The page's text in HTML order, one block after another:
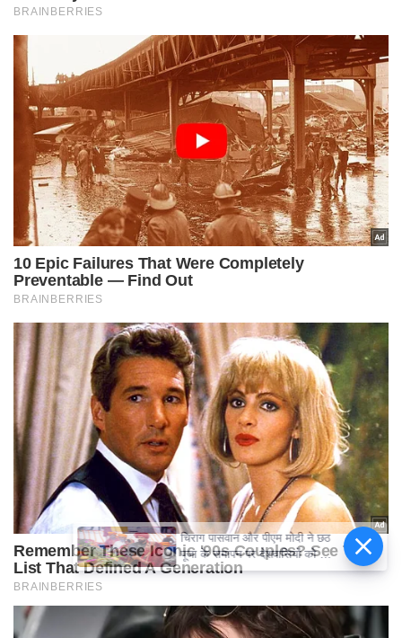
चिराग पासवान और पीएम मोदी ने छठ
पूजा के समापन पर देशवासियों को दी
शुभकामनाएं, छठी मैया से देश की